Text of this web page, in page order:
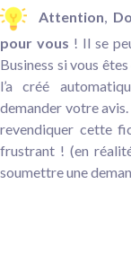
Attention,
pour vous ! Il se
Business si vous
l’a créé
demander votre
revendiquer cette
frustrant ! (en
soumettre une